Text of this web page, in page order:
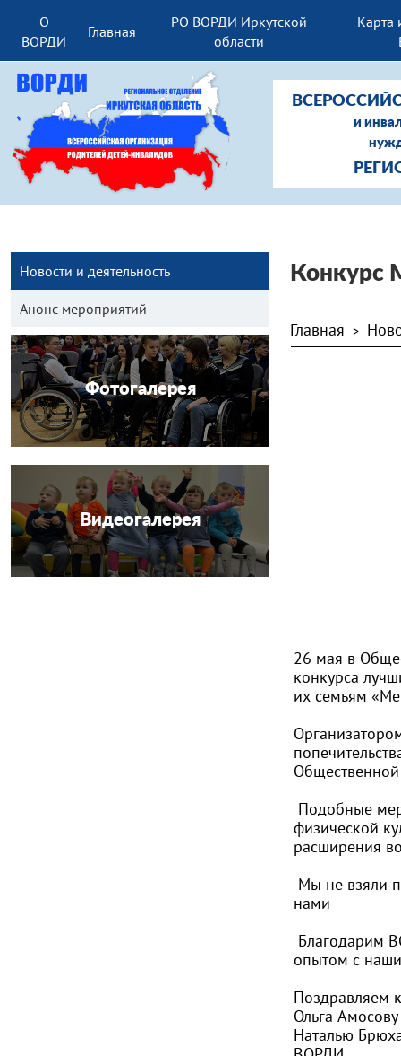
О
ВОРДИ
Главная
РО ВОРДИ Иркутской
области
Карта
и
Новости и деятельность
Анонс мероприятий
Фотогалерея
Видеогалерея
Конкурс
Главная >
26 мая в
конкурса
их семьям
Подобные
физической
расширения
Мы не взяли
нами
Благодарим
опытом с
Поздравляем
Ольга
Наталью